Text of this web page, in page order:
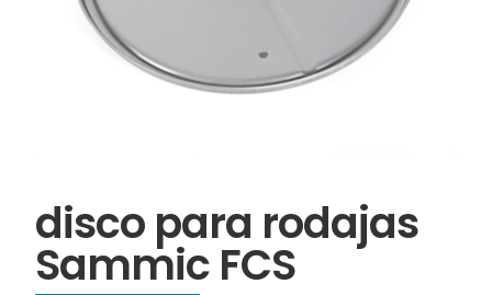
disco para rodajas
Sammic FCS